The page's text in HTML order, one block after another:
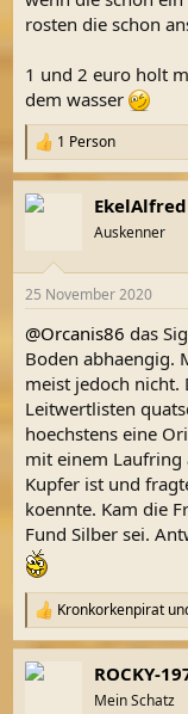
rosten die schon
1 und 2 euro holt
dem wasser
R
e
a
k
e
:
1 Person
EkelAlfred
Auskenner
25 November 2020
@Orcanis86 das
Boden abhaengig.
meist jedoch nicht.
Leitwertlisten
hoechstens eine
mit einem Laufring
Kupfer ist und
koennte. Kam die
Fund Silber sei.
R
e
a
k
Kronkorkenpirat
ROCKY-
Mein Schatz